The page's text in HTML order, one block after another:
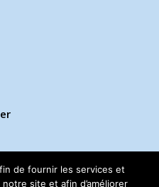
de fournir les services et
site et afin d’améliorer